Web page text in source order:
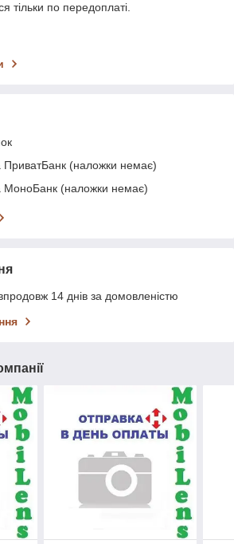
тільки по передоплаті.
ПриватБанк (наложки немає)
МоноБанк (наложки немає)
14 днів за домовленістю